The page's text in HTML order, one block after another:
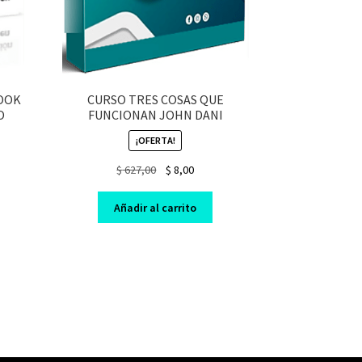
CURSO TRES COSAS QUE
FUNCIONAN JOHN DANI
¡OFERTA!
$627,00
Original
was:
$ 627,00.
$ 8,00Current
is:
$ 8,00.
Añadir al carrito